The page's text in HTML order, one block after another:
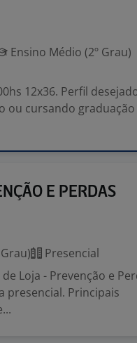
Ensino Médio (2º Grau)
12x36. Perfil
ou cursando graduação
E PERDAS
Presencial
Loja - Prevenção e
presencial. Principais